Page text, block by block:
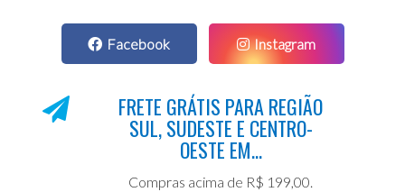
Facebook Instagram
FRETE GRÁTIS PARA REGIÃO
SUL, SUDESTE E CENTRO-
OESTE EM...
Compras acima de R$ 199,00.